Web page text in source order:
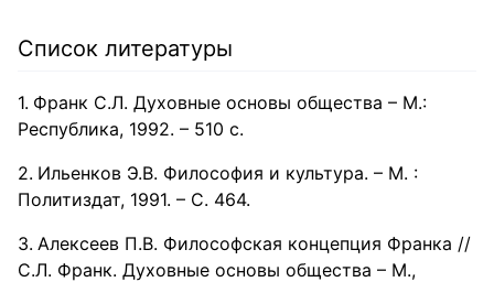
Список литературы
Франк С.Л. Духовные основы общества – М.:
Республика, 1992. – 510 с.
Ильенков Э.В. Философия и культура. – М. :
Политиздат, 1991. – С. 464.
Алексеев П.В. Философская концепция Франка //
С.Л. Франк. Духовные основы общества – М.,